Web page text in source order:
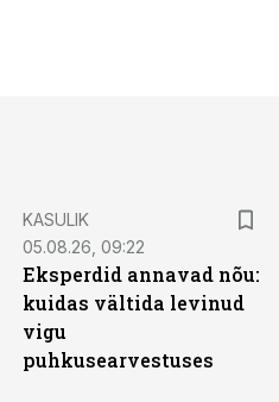
KASULIK
05.08.26, 09:22
Eksperdid annavad nõu:
kuidas vältida levinud
vigu
puhkusearvestuses